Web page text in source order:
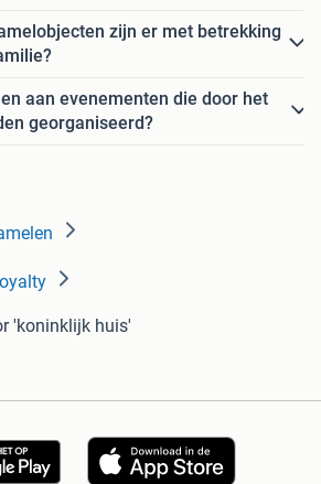
zijn er met betrekking
aan evenementen die door het
georganiseerd?
'koninklijk huis'